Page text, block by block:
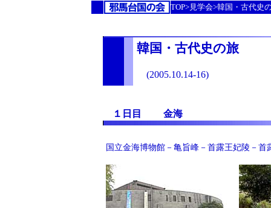
TOP>見学会>韓国・古代史
韓国・古代史の旅
(2005.10.14-16)
１日目 金海
国立金海博物館－亀旨峰－首露王妃陵－首